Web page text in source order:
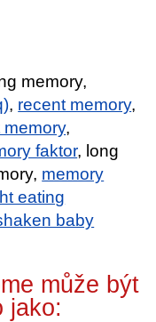
memory,
, recent memory,
memory,
faktor, long
memory
eating
baby
může být
jako: